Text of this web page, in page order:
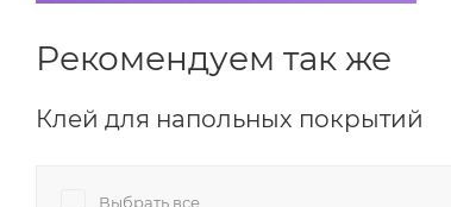
Рекомендуем так же
Клей для напольных покрытий
Выбрать все